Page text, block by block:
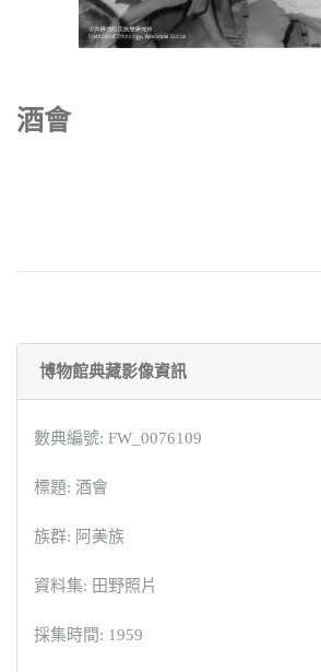
酒會
博物館典藏影像資訊
數典編號: FW_0076109
標題: 酒會
族群: 阿美族
資料集: 田野照片
採集時間: 1959